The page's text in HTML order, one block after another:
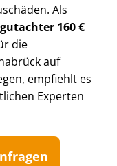
Als
160 €
die
auf
empfiehlt es
Experten